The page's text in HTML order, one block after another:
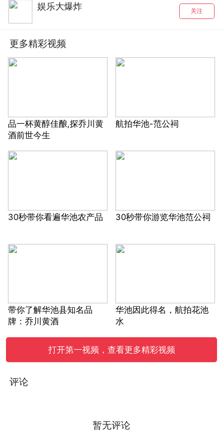
娱乐大爆炸 关注
更多精彩视频
品一杯黄醇佳酿,探乔川黄
酒前世今生
航拍华池-范公祠
30秒带你看遍华池农产品 30秒带你游览华池范公祠
带你了解华池县知名品
牌：乔川黄酒
华池因此得名，航拍花池
水
打开第一视频，查看更多精彩视频
评论
暂无评论